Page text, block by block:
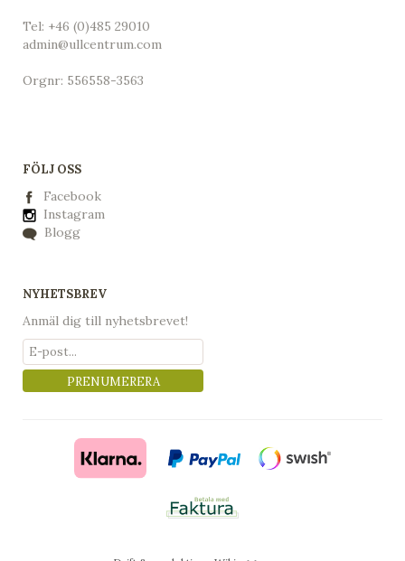
Tel: +46 (0)485 29010
admin@ullcentrum.com
Orgnr: 556558-3563
FÖLJ OSS
Facebook
Instagram
Blogg
NYHETSBREV
Anmäl dig till nyhetsbrevet!
PRENUMERERA